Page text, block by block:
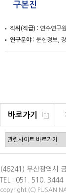
구본진
직위(직급)
연수연구원
연구분야
문헌정보,
바로가기
(46241) 부산광역시
TEL : 051. 510. 3444
copyright (C) PUSAN